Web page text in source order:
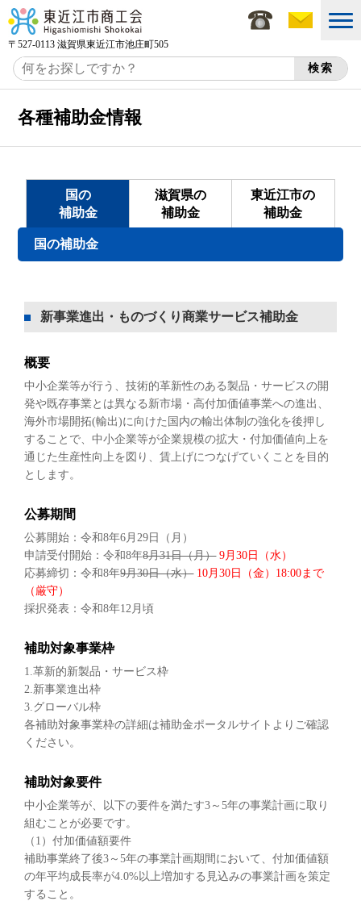
〒527-0113 滋賀県東近江市池庄町505
各種補助金情報
国の
補助金
滋賀県の
補助金
東近江市の
補助金
国の補助金
新事業進出・ものづくり商業サービス補助金
概要
中小企業等が行う、技術的革新性のある製品・サービスの開
発や既存事業とは異なる新市場・高付加価値事業への進出、
海外市場開拓(輸出)に向けた国内の輸出体制の強化を後押し
することで、中小企業等が企業規模の拡大・付加価値向上を
通じた生産性向上を図り、賃上げにつなげていくことを目的
とします。
公募期間
公募開始：令和8年6月29日（月）
申請受付開始：令和8年8月31日（月） 9月30日（水）
応募締切：令和8年9月30日（水） 10月30日（金）18:00まで
（厳守）
採択発表：令和8年12月頃
補助対象事業枠
1.革新的新製品・サービス枠
2.新事業進出枠
3.グローバル枠
各補助対象事業枠の詳細は補助金ポータルサイトよりご確認
ください。
補助対象要件
中小企業等が、以下の要件を満たす3～5年の事業計画に取り
組むことが必要です。
（1）付加価値額要件
補助事業終了後3～5年の事業計画期間において、付加価値額
の年平均成長率が4.0%以上増加する見込みの事業計画を策定
すること。